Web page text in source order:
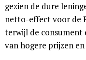
gezien de dure
netto-effect voor de
terwijl de consument
van hogere prijzen